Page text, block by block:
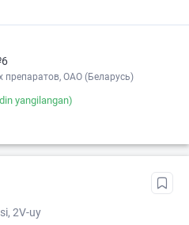
препаратов, ОАО (Беларусь)
yangilangan)
2V-uy